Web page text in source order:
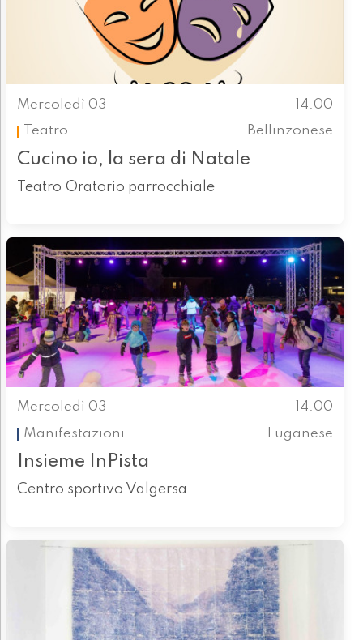
Mercoledì 03
14.00
Teatro
Bellinzonese
Cucino io, la sera di Natale
Teatro Oratorio parrocchiale
Mercoledì 03
14.00
Manifestazioni
Luganese
Insieme InPista
Centro sportivo Valgersa